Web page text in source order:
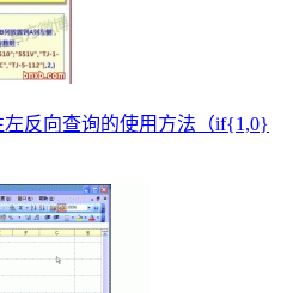
反向查询的使用方法（if{1,0}